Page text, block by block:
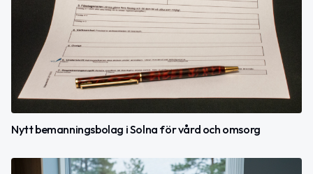
Nytt bemanningsbolag i Solna för vård och omsorg